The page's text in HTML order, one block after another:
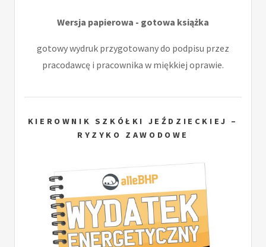
Wersja papierowa - gotowa książka
gotowy wydruk przygotowany do podpisu przez
pracodawcę i pracownika w miękkiej oprawie.
KIEROWNIK SZKÓŁKI JEŹDZIECKIEJ –
RYZYKO ZAWODOWE